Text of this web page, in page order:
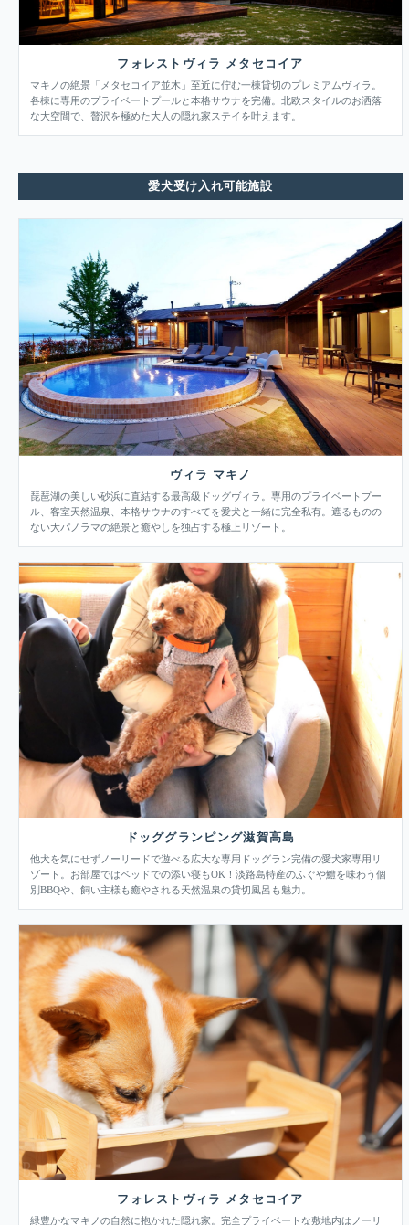
フォレストヴィラ メタセコイア
マキノの絶景「メタセコイア並木」至近に佇む一棟貸切のプレミアムヴィラ。
各棟に専用のプライベートプールと本格サウナを完備。北欧スタイルのお洒落
な大空間で、贅沢を極めた大人の隠れ家ステイを叶えます。
愛犬受け入れ可能施設
ヴィラ マキノ
琵琶湖の美しい砂浜に直結する最高級ドッグヴィラ。専用のプライベートプー
ル、客室天然温泉、本格サウナのすべてを愛犬と一緒に完全私有。遮るものの
ない大パノラマの絶景と癒やしを独占する極上リゾート。
ドッググランピング滋賀高島
他犬を気にせずノーリードで遊べる広大な専用ドッグラン完備の愛犬家専用リ
ゾート。お部屋ではベッドでの添い寝もOK！淡路島特産のふぐや鱧を味わう個
別BBQや、飼い主様も癒やされる天然温泉の貸切風呂も魅力。
フォレストヴィラ メタセコイア
緑豊かなマキノの自然に抱かれた隠れ家。完全プライベートな敷地内はノーリ